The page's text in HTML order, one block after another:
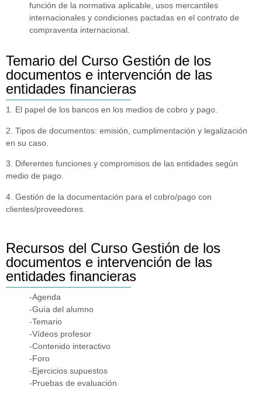
función de la normativa aplicable, usos mercantiles
internacionales y condiciones pactadas en el contrato de
compraventa internacional.
Temario del Curso Gestión de los
documentos e intervención de las
entidades financieras
1. El papel de los bancos en los medios de cobro y pago.
2. Tipos de documentos: emisión, cumplimentación y legalización
en su caso.
3. Diferentes funciones y compromisos de las entidades según
medio de pago.
4. Gestión de la documentación para el cobro/pago con
clientes/proveedores.
Recursos del Curso Gestión de los
documentos e intervención de las
entidades financieras
-Agenda
-Guía del alumno
-Temario
-Vídeos profesor
-Contenido interactivo
-Foro
-Ejercicios supuestos
-Pruebas de evaluación